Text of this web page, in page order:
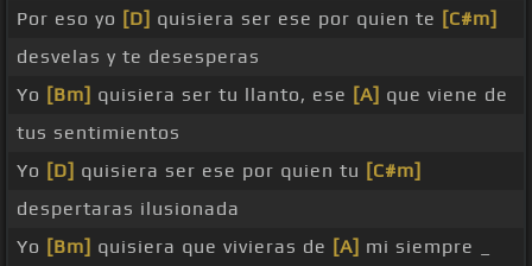
Por eso yo [D] quisiera ser ese por quien te [C#m]
desvelas y te desesperas
Yo [Bm] quisiera ser tu llanto, ese [A] que viene de
tus sentimientos
Yo [D] quisiera ser ese por quien tu [C#m]
despertaras ilusionada
Yo [Bm] quisiera que vivieras de [A] mi siempre _